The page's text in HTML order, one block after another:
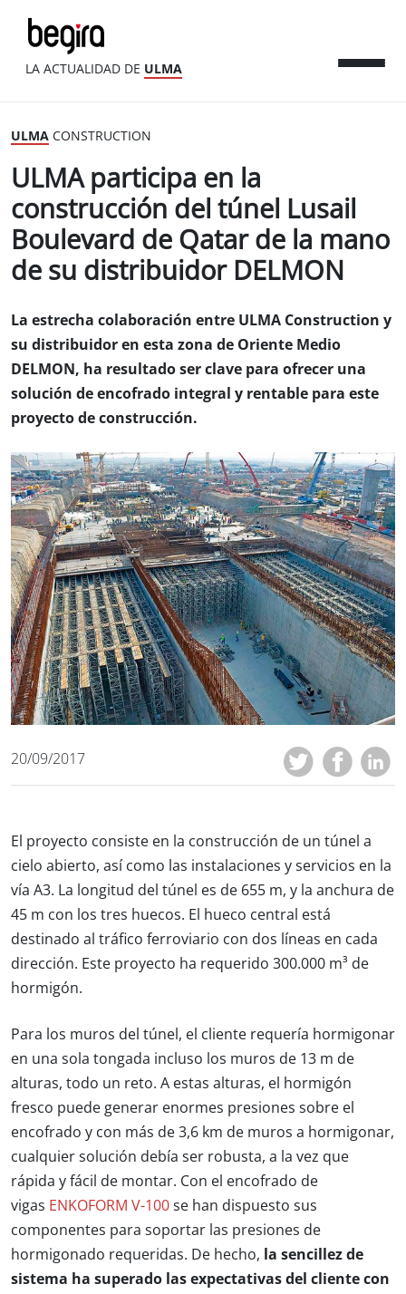
LA ACTUALIDAD DE ULMA
ULMA CONSTRUCTION
ULMA participa en la
construcción del túnel Lusail
Boulevard de Qatar de la mano
de su distribuidor DELMON
La estrecha colaboración entre ULMA Construction y
su distribuidor en esta zona de Oriente Medio
DELMON, ha resultado ser clave para ofrecer una
solución de encofrado integral y rentable para este
proyecto de construcción.
20/09/2017
El proyecto consiste en la construcción de un túnel a
cielo abierto, así como las instalaciones y servicios en la
vía A3. La longitud del túnel es de 655 m, y la anchura de
45 m con los tres huecos. El hueco central está
destinado al tráfico ferroviario con dos líneas en cada
dirección. Este proyecto ha requerido 300.000 m³ de
hormigón.
Para los muros del túnel, el cliente requería hormigonar
en una sola tongada incluso los muros de 13 m de
alturas, todo un reto. A estas alturas, el hormigón
fresco puede generar enormes presiones sobre el
encofrado y con más de 3,6 km de muros a hormigonar,
cualquier solución debía ser robusta, a la vez que
rápida y fácil de montar. Con el encofrado de
vigas ENKOFORM V-100 se han dispuesto sus
componentes para soportar las presiones de
hormigonado requeridas. De hecho, la sencillez de
sistema ha superado las expectativas del cliente con